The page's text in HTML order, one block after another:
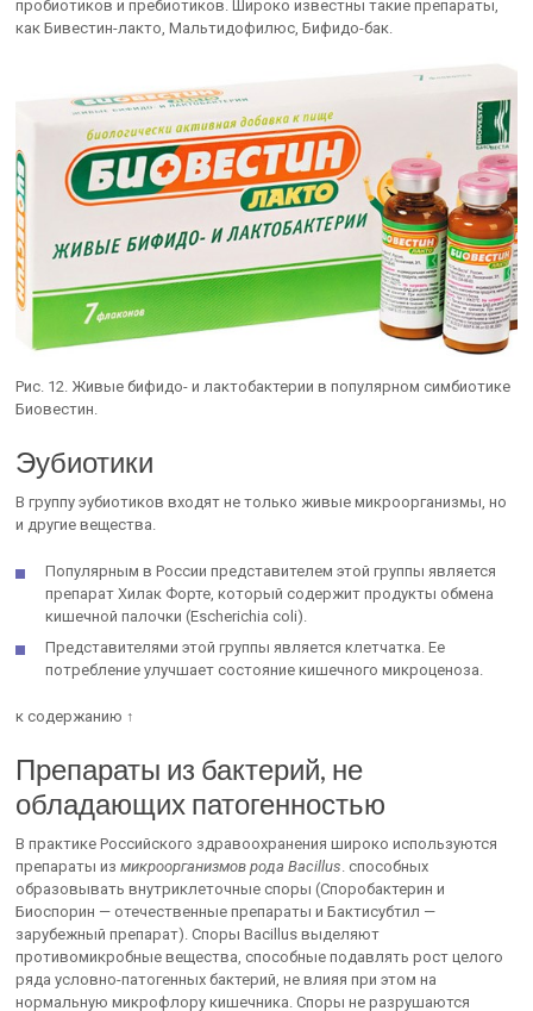
пробиотиков и пребиотиков. Широко известны такие препараты,
как Бивестин-лакто, Мальтидофилюс, Бифидо-бак.
Рис. 12. Живые бифидо- и лактобактерии в популярном симбиотике
Биовестин.
Эубиотики
В группу эубиотиков входят не только живые микроорганизмы, но
и другие вещества.
Популярным в России представителем этой группы является
препарат Хилак Форте, который содержит продукты обмена
кишечной палочки (Escherichia coli).
Представителями этой группы является клетчатка. Ее
потребление улучшает состояние кишечного микроценоза.
к содержанию ↑
Препараты из бактерий, не
обладающих патогенностью
В практике Российского здравоохранения широко используются
препараты измикроорганизмов рода Bacillus . способных
образовывать внутриклеточные споры (Споробактерин и
Биоспорин — отечественные препараты и Бактисубтил —
зарубежный препарат). Споры Bacillus выделяют
противомикробные вещества, способные подавлять рост целого
ряда условно-патогенных бактерий, не влияя при этом на
нормальную микрофлору кишечника. Споры не разрушаются